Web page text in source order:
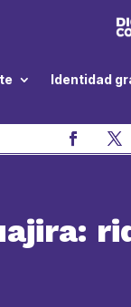
Identidad